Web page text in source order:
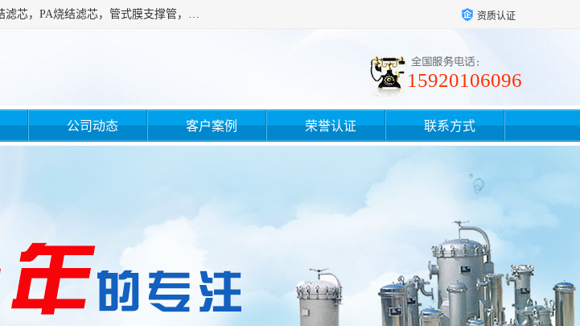
广州滤源过滤器材有限公司主营经营产品有：PTFE烧结滤芯、PE滤芯，烧结滤芯，PE烧结滤芯，PA烧结滤芯，管式膜支撑管，真空上料机滤芯，粉末烧结滤芯，止溢滤芯，吸头滤芯，湿化瓶滤芯、不锈钢烧结滤芯等。公司现拥有一批精干的管理人员和一支高素质的技术队伍，舒适优雅的办公环境和拥有全新现代化标准厂房。 资质认证
15920106096
公司动态 客户案例 荣誉认证 联系方式